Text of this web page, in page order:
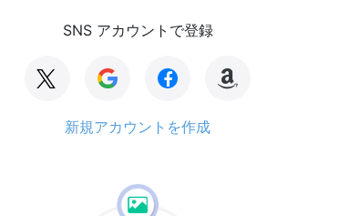
SNS アカウントで登録
新規アカウントを作成